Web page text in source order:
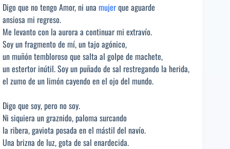
Digo que no tengo Amor, ni una mujerque aguarde
ansiosa mi regreso.
Me levanto con la aurora a continuar mi extravío.
Soy un fragmento de mí, un tajo agónico,
un muñón tembloroso que salta al golpe de machete,
un estertor inútil. Soy un puñado de sal restregando la herida,
el zumo de un limón cayendo en el ojo del mundo.
Digo que soy, pero no soy.
Ni siquiera un graznido, paloma surcando
la ribera, gaviota posada en el mástil del navío.
Una brizna de luz, gota de sal enardecida.